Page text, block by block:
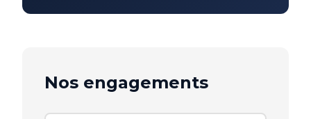
Nos engagements